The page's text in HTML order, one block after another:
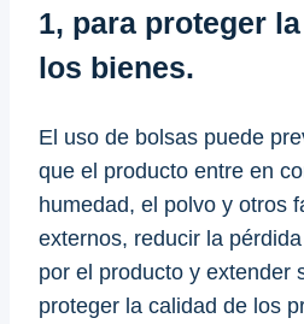
1, para proteger
los bienes.
El uso de bolsas puede
que el producto entre en
humedad, el polvo y otros
externos, reducir la
por el producto y extender
proteger la calidad de los